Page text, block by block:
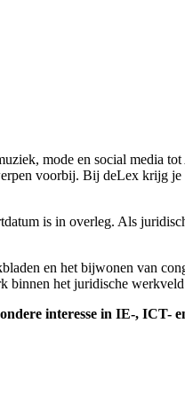
mode en social media
voorbij. Bij deLex krijg
is in overleg. Als
en het bijwonen van
binnen het juridische
interesse in IE-,